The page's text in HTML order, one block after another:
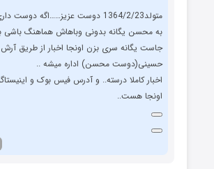
متولد1364/2/23 دوست عزیز……اگه
به محسن یگانه بدونی وباهاش هماهنگ باشی
جاست یگانه سری بزن اونجا اخبار از طریق آرش
حسینی(دوست محسن) اداره میشه ..
اخبار کاملا درسته.. و آدرس فیس بوک و
اونجا هست..